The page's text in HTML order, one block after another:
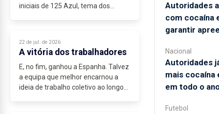
iniciais de 125 Azul, tema dos
22 de jul. de 2026
A vitória dos trabalhadores
E, no fim, ganhou a Espanha. Talvez
a equipa que melhor encarnou a
ideia de trabalho coletivo ao longo
Autoridades
com cocaína
garantir
Nacional
Autoridades
mais cocaína
em todo o
Futebol